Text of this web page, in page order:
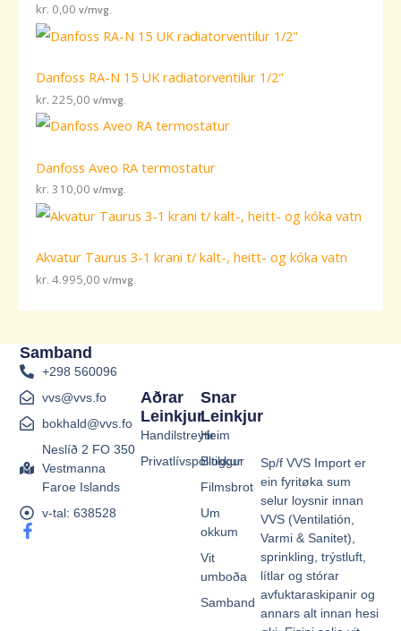
kr. 0,00 v/mvg.
Danfoss RA-N 15 UK radiatorventilur 1/2"
kr. 225,00 v/mvg.
Danfoss Aveo RA termostatur
kr. 310,00 v/mvg.
Akvatur Taurus 3-1 krani t/ kalt-, heitt- og kóka vatn
kr. 4.995,00 v/mvg.
Sp/f VVS Import er
ein fyritøka sum
selur loysnir innan
VVS (Ventilatión,
Varmi & Sanitet),
sprinkling, trýstluft,
lítlar og stórar
avfuktaraskipanir og
annars alt innan hesi
Snar
Leinkjur
Heim
Bloggur
Filmsbrot
Um
okkum
Vit
umboða
Samband
Aðrar
Leinkjur
Handilstreytir
Privatlívspolitikkur
Samband
+298 560096
vvs@vvs.fo
bokhald@vvs.fo
Neslíð 2 FO 350
Vestmanna
Faroe Islands
v-tal: 638528
F
a